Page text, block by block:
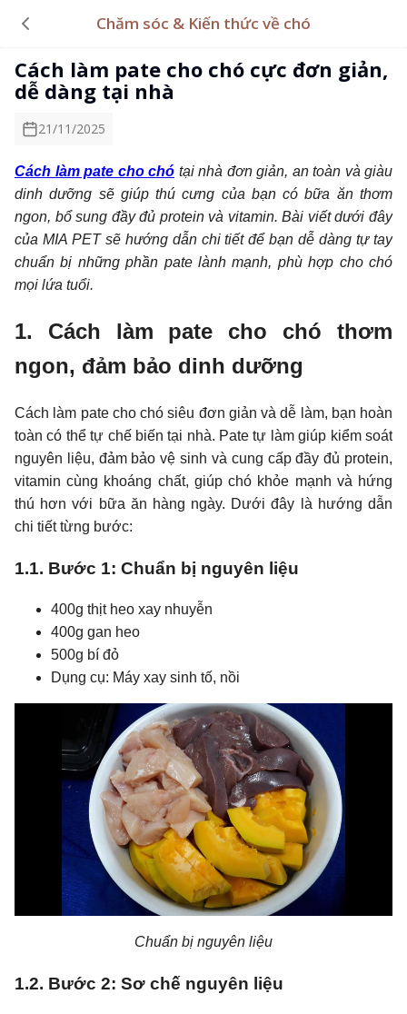
Chăm sóc & Kiến thức về chó
Cách làm pate cho chó cực đơn giản,
dễ dàng tại nhà
21/11/2025